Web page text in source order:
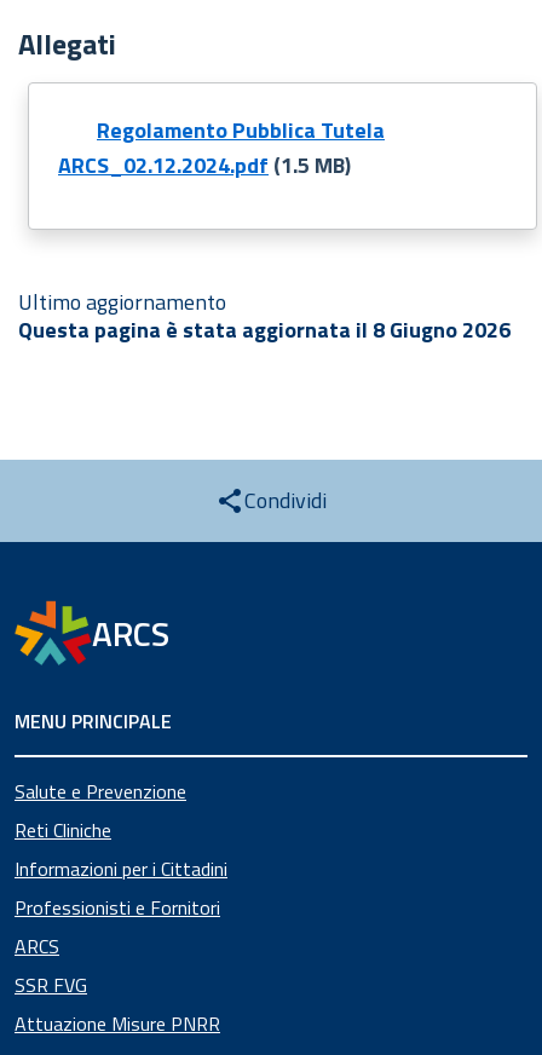
Allegati
Regolamento Pubblica Tutela
ARCS_02.12.2024.pdf (1.5 MB)
Ultimo aggiornamento
Questa pagina è stata aggiornata il 8 Giugno 2026
Condividi
ARCS
MENU PRINCIPALE
Salute e Prevenzione
Reti Cliniche
Informazioni per i Cittadini
Professionisti e Fornitori
ARCS
SSR FVG
Attuazione Misure PNRR